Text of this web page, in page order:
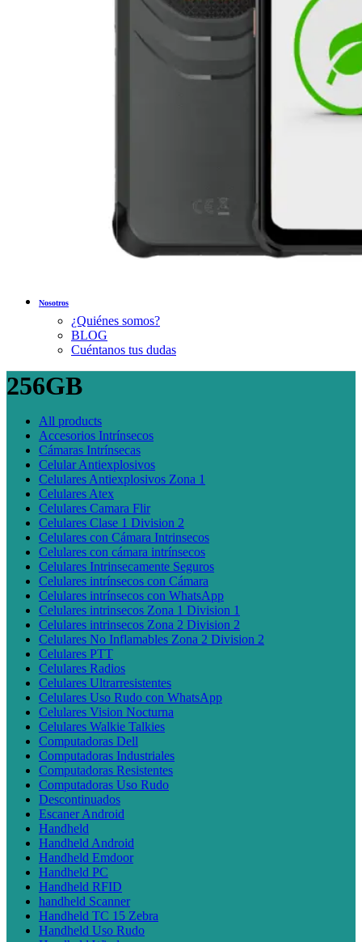
Nosotros
¿Quiénes somos?
BLOG
Cuéntanos tus dudas
256GB
All products
Accesorios Intrínsecos
Cámaras Intrínsecas
Celular Antiexplosivos
Celulares Antiexplosivos Zona 1
Celulares Atex
Celulares Camara Flir
Celulares Clase 1 Division 2
Celulares con Cámara Intrinsecos
Celulares con cámara intrínsecos
Celulares Intrinsecamente Seguros
Celulares intrínsecos con Cámara
Celulares intrínsecos con WhatsApp
Celulares intrinsecos Zona 1 Division 1
Celulares intrinsecos Zona 2 Division 2
Celulares No Inflamables Zona 2 Division 2
Celulares PTT
Celulares Radios
Celulares Ultrarresistentes
Celulares Uso Rudo con WhatsApp
Celulares Vision Nocturna
Celulares Walkie Talkies
Computadoras Dell
Computadoras Industriales
Computadoras Resistentes
Computadoras Uso Rudo
Descontinuados
Escaner Android
Handheld
Handheld Android
Handheld Emdoor
Handheld PC
Handheld RFID
handheld Scanner
Handheld TC 15 Zebra
Handheld Uso Rudo